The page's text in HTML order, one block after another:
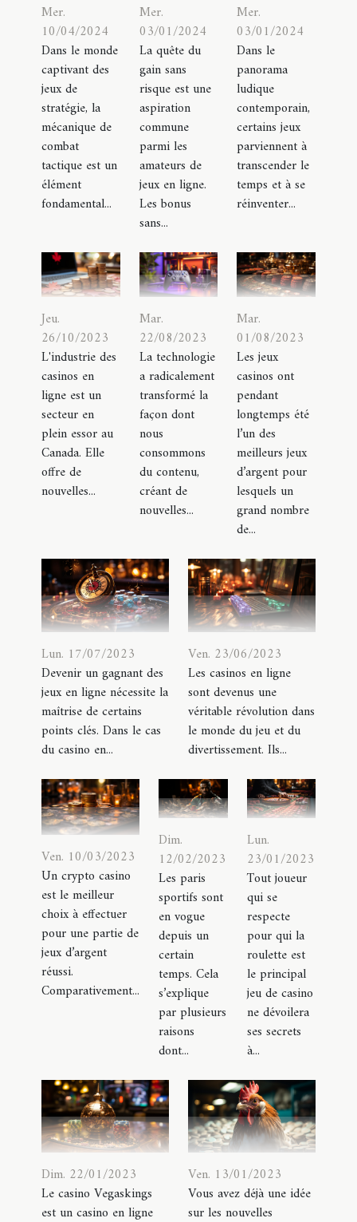
Mer.
10/04/2024
Dans le monde
captivant des
jeux de
stratégie, la
mécanique de
combat
tactique est un
élément
fondamental...
Mer.
03/01/2024
La quête du
gain sans
risque est une
aspiration
commune
parmi les
amateurs de
jeux en ligne.
Les bonus
sans...
Mer.
03/01/2024
Dans le
panorama
ludique
contemporain,
certains jeux
parviennent à
transcender le
temps et à se
réinventer...
Jeu.
26/10/2023
L'industrie des
casinos en
ligne est un
secteur en
plein essor au
Canada. Elle
offre de
nouvelles...
Mar.
22/08/2023
La technologie
a radicalement
transformé la
façon dont
nous
consommons
du contenu,
créant de
nouvelles...
Mar.
01/08/2023
Les jeux
casinos ont
pendant
longtemps été
l’un des
meilleurs jeux
d’argent pour
lesquels un
grand nombre
de...
Lun. 17/07/2023
Devenir un gagnant des
jeux en ligne nécessite la
maîtrise de certains
points clés. Dans le cas
du casino en...
Ven. 23/06/2023
Les casinos en ligne
sont devenus une
véritable révolution dans
le monde du jeu et du
divertissement. Ils...
Ven. 10/03/2023
Un crypto casino
est le meilleur
choix à effectuer
pour une partie de
jeux d’argent
réussi.
Comparativement...
Dim.
12/02/2023
Les paris
sportifs sont
en vogue
depuis un
certain
temps. Cela
s’explique
par plusieurs
raisons
dont...
Lun.
23/01/2023
Tout joueur
qui se
respecte
pour qui la
roulette est
le principal
jeu de casino
ne dévoilera
ses secrets
à...
Dim. 22/01/2023
Le casino Vegaskings
est un casino en ligne
Ven. 13/01/2023
Vous avez déjà une idée
sur les nouvelles